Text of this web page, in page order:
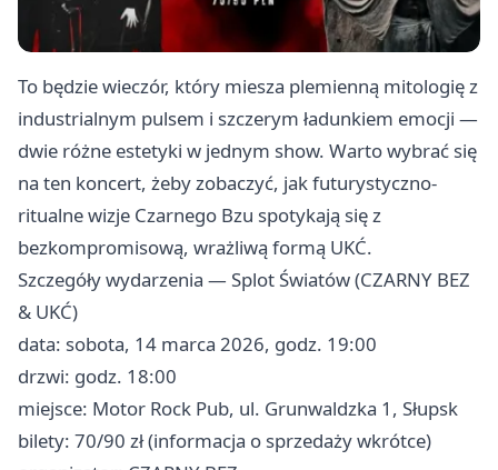
To będzie wieczór, który miesza plemienną mitologię z
industrialnym pulsem i szczerym ładunkiem emocji —
dwie różne estetyki w jednym show. Warto wybrać się
na ten koncert, żeby zobaczyć, jak futurystyczno-
ritualne wizje Czarnego Bzu spotykają się z
bezkompromisową, wrażliwą formą UKĆ.
Szczegóły wydarzenia — Splot Światów (CZARNY BEZ
& UKĆ)
data: sobota, 14 marca 2026, godz. 19:00
drzwi: godz. 18:00
miejsce: Motor Rock Pub, ul. Grunwaldzka 1, Słupsk
bilety: 70/90 zł (informacja o sprzedaży wkrótce)